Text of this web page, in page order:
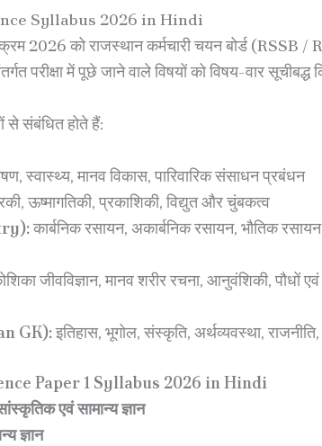
Syllabus 2026 in Hindi
2026 को राजस्थान कर्मचारी चयन बोर्ड (RSSB /
परीक्षा में पूछे जाने वाले विषयों को विषय-वार सूचीबद्ध
से संबंधित होते हैं:
स्वास्थ्य, मानव विकास, पारिवारिक संसाधन प्रबंधन
ऊष्मागतिकी, प्रकाशिकी, विद्युत और चुंबकत्व
कार्बनिक रसायन, अकार्बनिक रसायन, भौतिक
जीवविज्ञान, मानव शरीर रचना, आनुवंशिकी, पौधों
GK):इतिहास, भूगोल, संस्कृति, अर्थव्यवस्था,
Paper 1 Syllabus 2026 in Hindi
एवं सामान्य ज्ञान
ज्ञान